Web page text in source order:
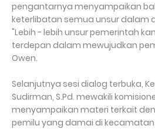
pengantarnya menyampaikan
keterlibatan semua unsur dalam
"Lebih - lebih unsur pemerintah
terdepan dalam mewujudkan
Owen.
Selanjutnya sesi dialog terbuka,
Sudirman, S.Pd. mewakili
menyampaikan materi terkait
pemilu yang damai di kecamatan